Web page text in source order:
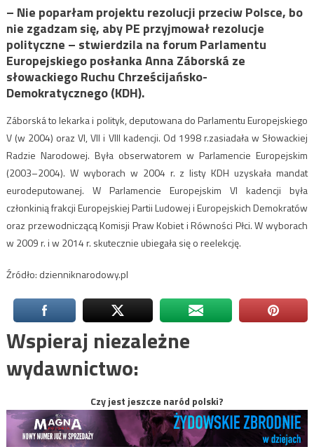
– Nie poparłam projektu rezolucji przeciw Polsce, bo
nie zgadzam się, aby PE przyjmował rezolucje
polityczne – stwierdzila na forum Parlamentu
Europejskiego posłanka Anna Záborská ze
słowackiego Ruchu Chrześcijańsko-
Demokratycznego (KDH).
Záborská to lekarka i polityk, deputowana do Parlamentu Europejskiego
V (w 2004) oraz VI, VII i VIII kadencji. Od 1998 r.zasiadała w Słowackiej
Radzie Narodowej. Była obserwatorem w Parlamencie Europejskim
(2003–2004). W wyborach w 2004 r. z listy KDH uzyskała mandat
eurodeputowanej. W Parlamencie Europejskim VI kadencji była
członkinią frakcji Europejskiej Partii Ludowej i Europejskich Demokratów
oraz przewodniczącą Komisji Praw Kobiet i Równości Płci. W wyborach
w 2009 r. i w 2014 r. skutecznie ubiegała się o reelekcję.
Źródło: dzienniknarodowy.pl
Wspieraj niezależne
wydawnictwo:
Czy jest jeszcze naród polski?